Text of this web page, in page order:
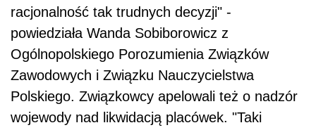
racjonalność tak trudnych decyzji" -
powiedziała Wanda Sobiborowicz z
Ogólnopolskiego Porozumienia Związków
Zawodowych i Związku Nauczycielstwa
Polskiego. Związkowcy apelowali też o nadzór
wojewody nad likwidacją placówek. "Taki